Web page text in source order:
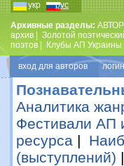
укр рус
Архивные разделы:
архив
Золотой
поэтов
Клубы АП Украины
вход для авторов
Аналитика
Фестивали АП
ресурса |
(выступлений)